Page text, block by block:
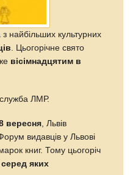
з найбільших культурних
. Цьогорічне свято
вісімнадцятим в
ЛМР.
вересня , Львів
видавців у Львові
книг. Тому цьогоріч
,серед яких